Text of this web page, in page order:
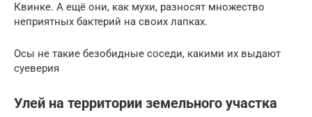
Квинке. А ещё они, как мухи, разносят множество
неприятных бактерий на своих лапках.
Осы не такие безобидные соседи, какими их выдают
суеверия
Улей на территории земельного участка